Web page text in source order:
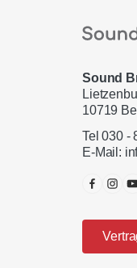
Sound
10719
Tel 030 -
E-Mail: